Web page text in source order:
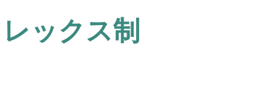
ックス制